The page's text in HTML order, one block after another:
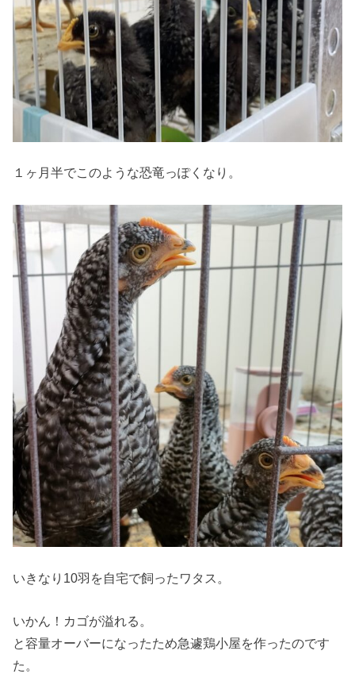
１ヶ月半でこのような恐竜っぽくなり。
いきなり10羽を自宅で飼ったワタス。
いかん！カゴが溢れる。
と容量オーバーになったため急遽鶏小屋を作ったのです
た。